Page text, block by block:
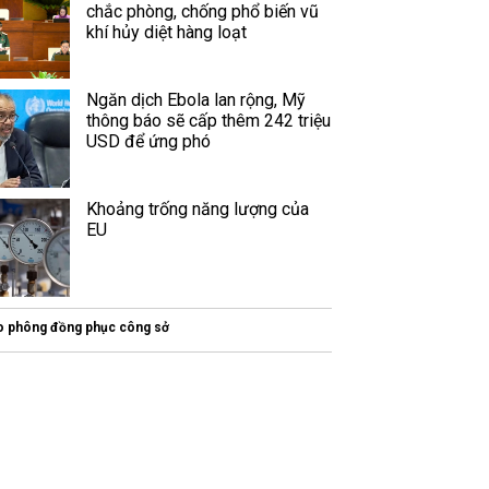
chắc phòng, chống phổ biến vũ
khí hủy diệt hàng loạt
Ngăn dịch Ebola lan rộng, Mỹ
thông báo sẽ cấp thêm 242 triệu
USD để ứng phó
Khoảng trống năng lượng của
EU
phông đồng phục công sở